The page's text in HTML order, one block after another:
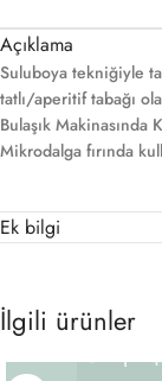
Açıklama
Suluboya tekniğiyle
tatlı/aperitif tabağı
Bulaşık Makinasında
Mikrodalga fırında
Ek bilgi
İlgili ürünler